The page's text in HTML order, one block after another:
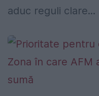
aduc reguli clare...